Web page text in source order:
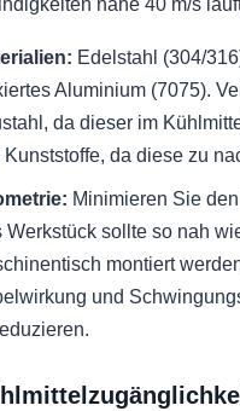
nahe 40 m/s
Edelstahl (304/
Aluminium (7075).
da dieser im
Kunststoffe, da diese zu
Minimieren Sie
Werkstück sollte so nah
montiert
und